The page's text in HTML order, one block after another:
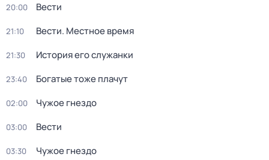
20:00 Вести
21:10 Вести. Местное время
21:30 История его служанки
23:40 Богатые тоже плачут
02:00 Чужое гнездо
03:00 Вести
03:30 Чужое гнездо